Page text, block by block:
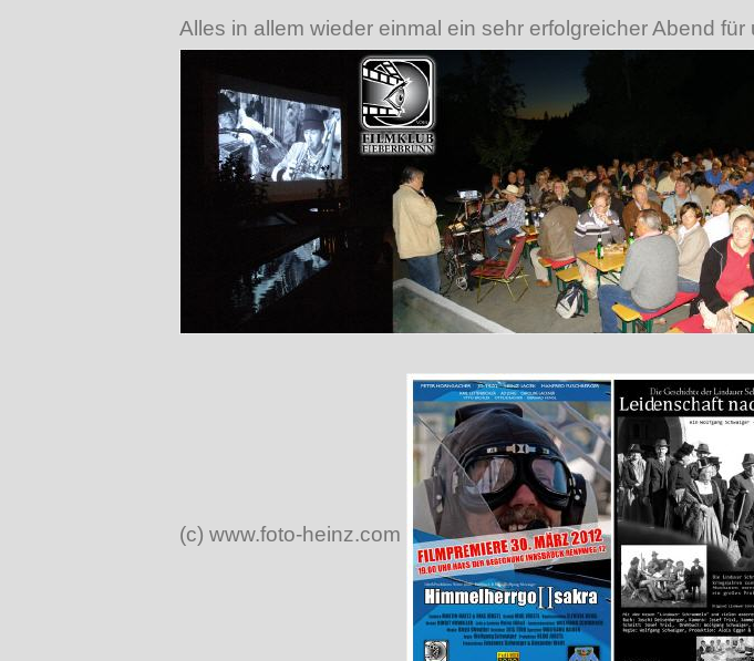
Alles in allem wieder einmal ein sehr erfolgreicher Abend für
(c) www.foto-heinz.com